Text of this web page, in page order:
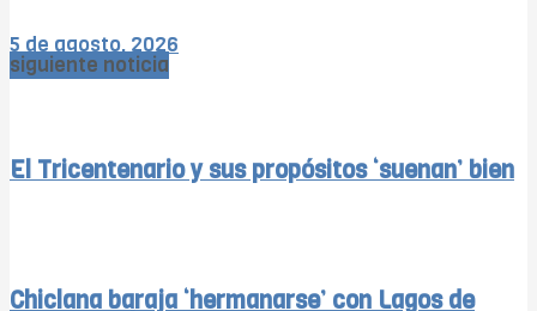
5 de agosto, 2026
siguiente noticia
El Tricentenario y sus propósitos ‘suenan’ bien
Chiclana baraja ‘hermanarse’ con Lagos de